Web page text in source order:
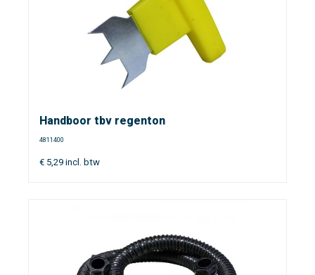
Handboor tbv regenton
4811400
€ 5,29 incl. btw